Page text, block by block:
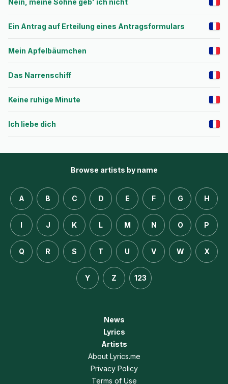
Ein Antrag auf Erteilung eines Antragsformulars
Mein Apfelbäumchen
Das Narrenschiff
Keine ruhige Minute
Ich liebe dich
Browse artists by name
A B C D E F G H
I J K L M N O P
Q R S T U V W X
Y Z 123
News
Lyrics
Artists
About Lyrics.me
Privacy Policy
Terms of Use